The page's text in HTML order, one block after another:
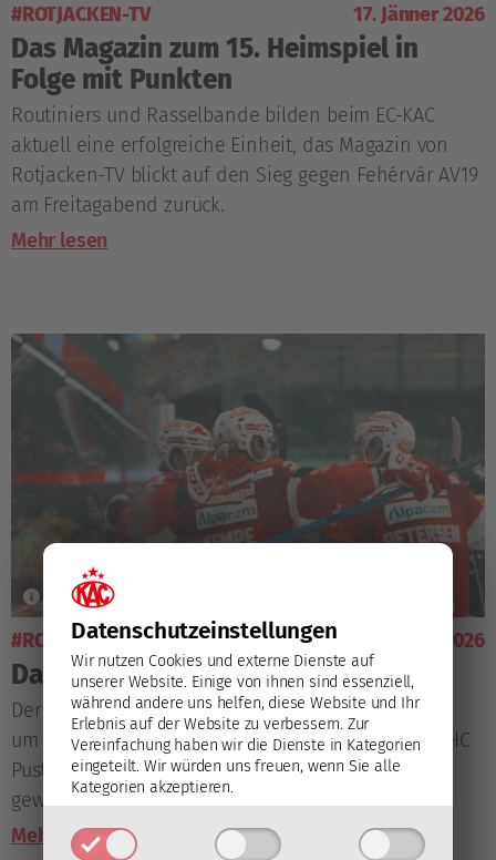
Datenschutz­einstellungen
Wir nutzen Cookies und externe Dienste auf
unserer Website. Einige von ihnen sind essenziell,
während andere uns helfen, diese Website und Ihr
Erlebnis auf der Website zu verbessern. Zur
Vereinfachung haben wir die Dienste in Kategorien
eingeteilt. Wir würden uns freuen, wenn Sie alle
Kategorien akzeptieren.
#ROTJACKEN-TV 17. Jänner 2026
Das Magazin zum 15. Heimspiel in
Folge mit Punkten
Routiniers und Rasselbande bilden beim EC-KAC
aktuell eine erfolgreiche Einheit, das Magazin von
Rotjacken-TV blickt auf den Sieg gegen Fehérvár AV19
am Freitagabend zurück.
Mehr lesen
#ROTJACKEN-TV 6. Jänner 2026
Das letzte Feiertagsmagazin
Der Abschluss des intensiven KAC-Programms rund
um den Jahreswechsel, das Heimspiel gegen den HC
Pustertal, wird im Magazin von Rotjacken-TV wie
gewohnt facettenreich und bunt aufgearbeitet.
Mehr lesen